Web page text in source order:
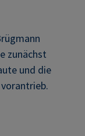
zunächst
und die